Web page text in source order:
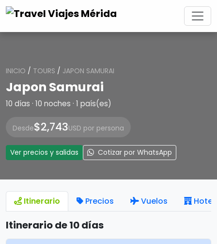
INICIO / TOURS / JAPON SAMURAI
Japon Samurai
10 días · 10 noches · 1 país(es)
Desde$2,743USD por persona
Ver precios y salidas Cotizar por WhatsApp
Itinerario Precios Vuelos
Itinerario de 10 días